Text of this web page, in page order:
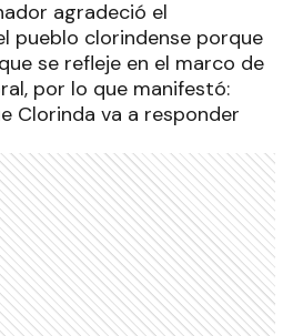
agradeció el
pueblo clorindense porque
se refleje en el marco de
por lo que manifestó:
Clorinda va a responder